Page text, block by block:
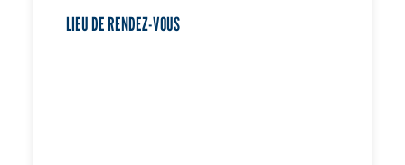
LIEU DE RENDEZ-VOUS